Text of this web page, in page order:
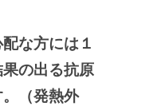
な方には１
の出る抗原
（発熱外